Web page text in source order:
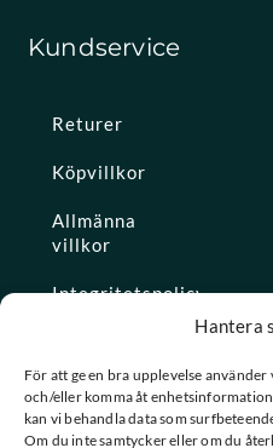
Hantera
För att ge en bra upplevelse
och/eller komma åt
kan vi behandla data som
Om du inte samtycker eller om du
Kundservice
Returer
Köpvillkor
Allmänna
villkor
Integritetspolicy
Konto